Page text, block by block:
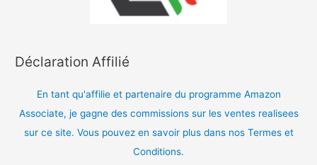
Déclaration Affilié
En tant qu'affilie et partenaire du programme Amazon
Associate, je gagne des commissions sur les ventes realisees
sur ce site. Vous pouvez en savoir plus dans nos Termes et
Conditions.